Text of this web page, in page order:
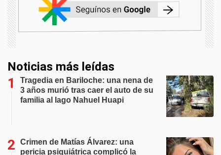
Noticias más leídas
Tragedia en Bariloche: una nena de
3 años murió tras caer el auto de su
familia al lago Nahuel Huapi
Crimen de Matías Álvarez: una
pericia psiquiátrica complicó la